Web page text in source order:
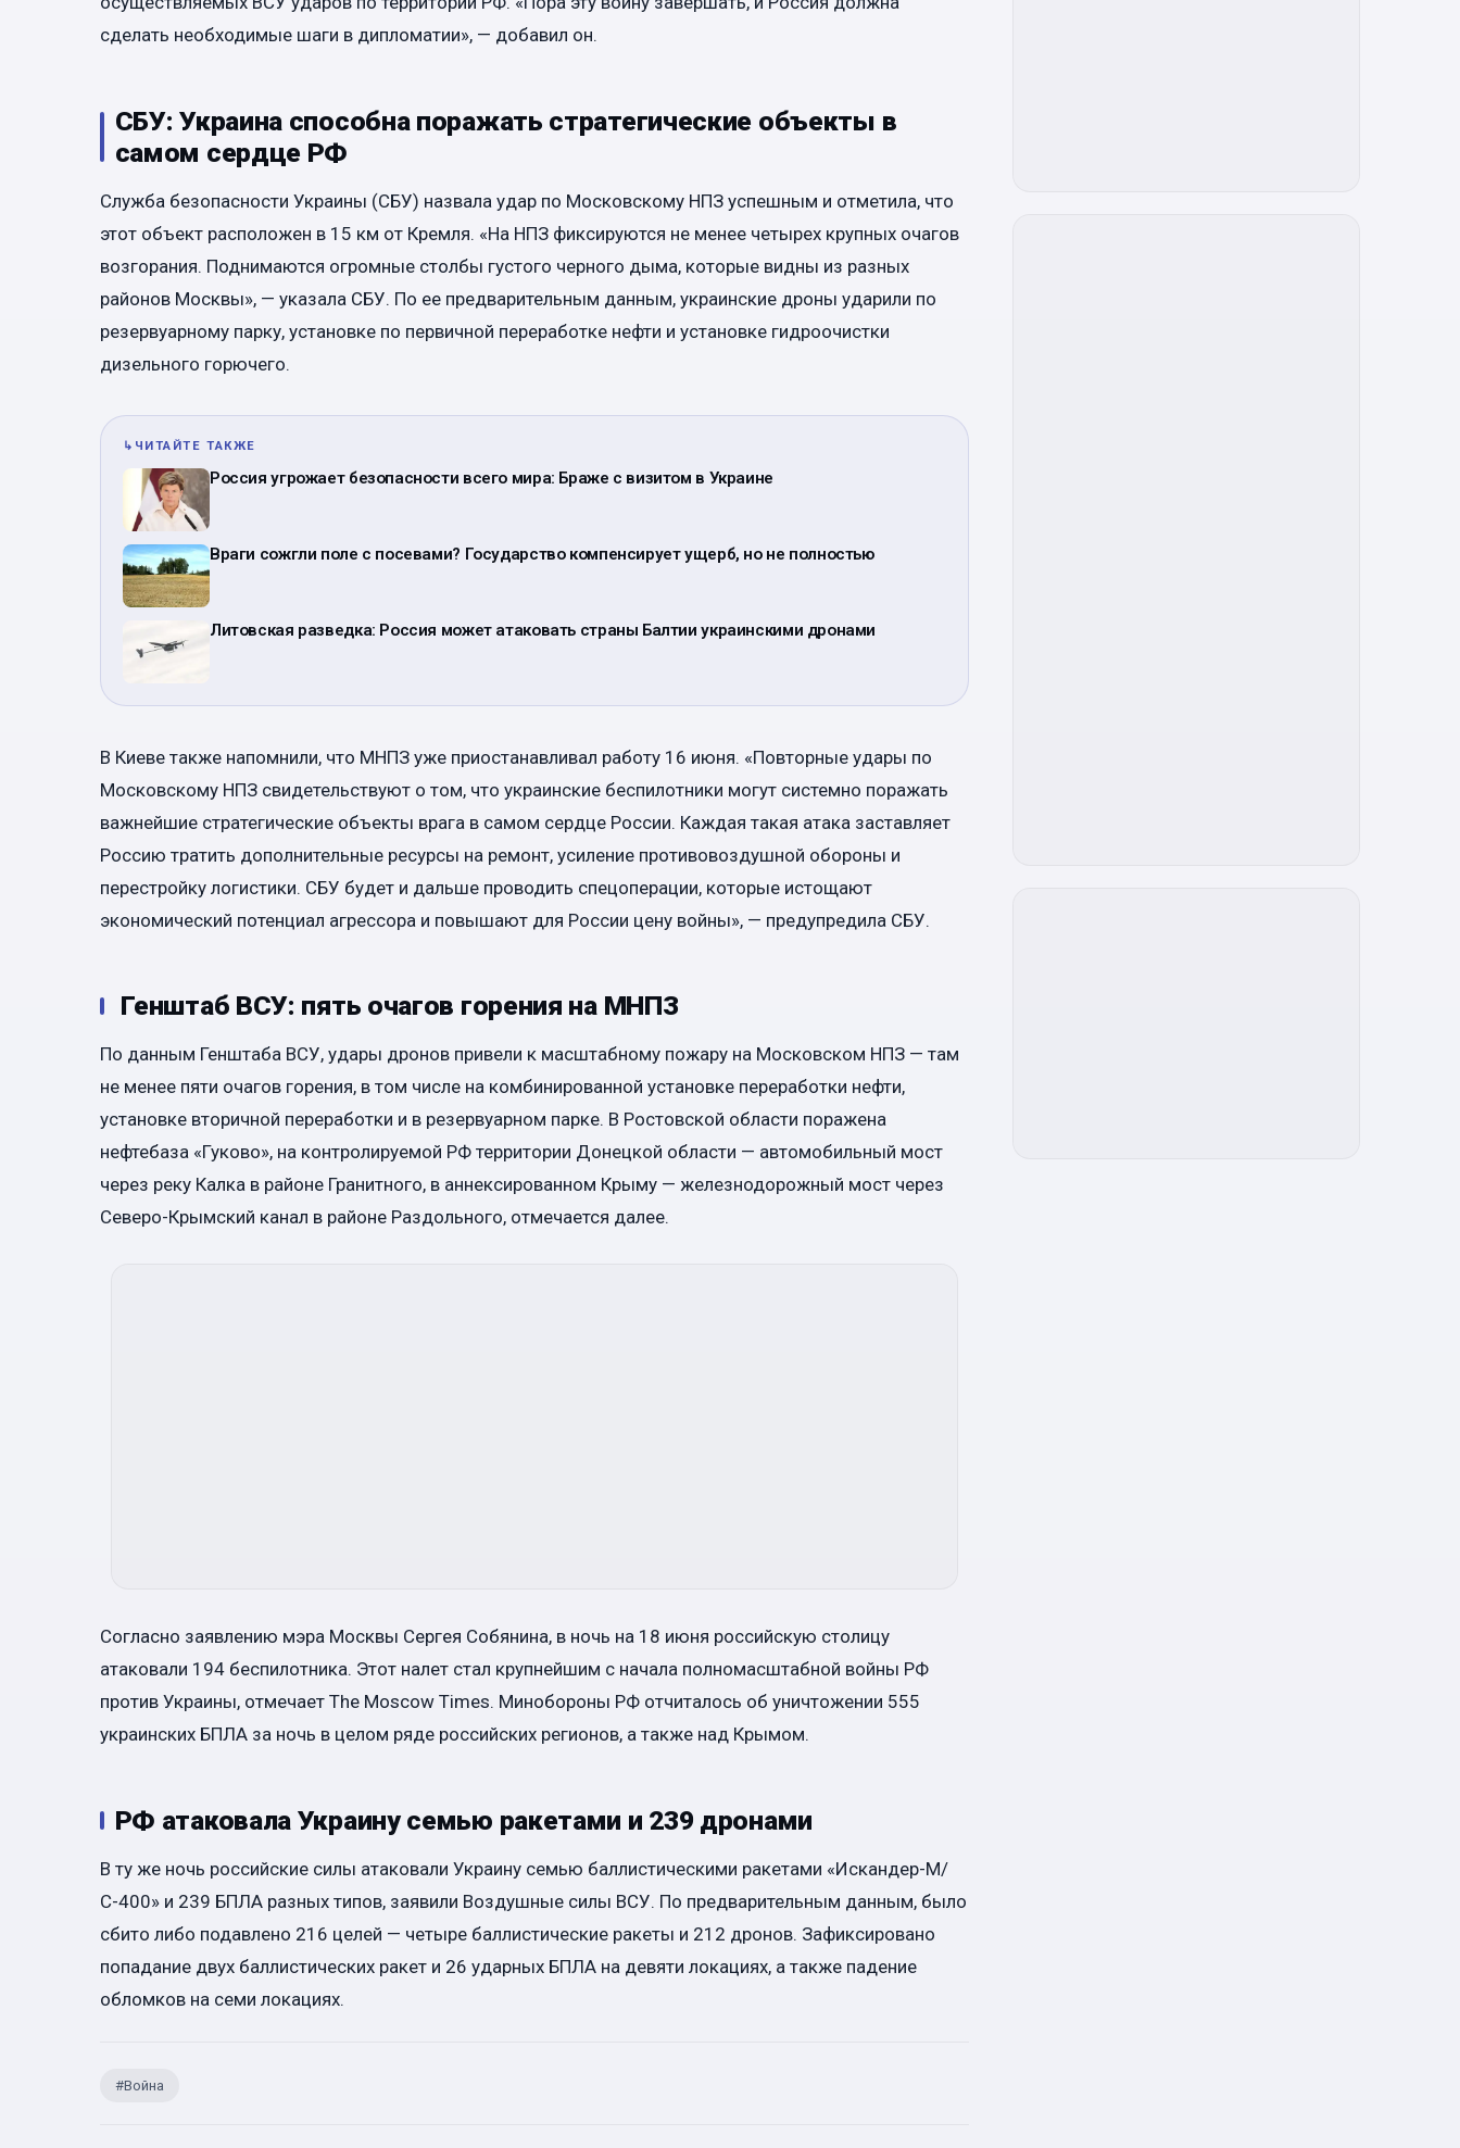
сделать необходимые шаги в дипломатии», — добавил он.
СБУ: Украина способна поражать стратегические объекты в
самом сердце РФ
Служба безопасности Украины (СБУ) назвала удар по Московскому НПЗ успешным и отметила, что
этот объект расположен в 15 км от Кремля. «На НПЗ фиксируются не менее четырех крупных очагов
возгорания. Поднимаются огромные столбы густого черного дыма, которые видны из разных
районов Москвы», — указала СБУ. По ее предварительным данным, украинские дроны ударили по
резервуарному парку, установке по первичной переработке нефти и установке гидроочистки
дизельного горючего.
↳ ЧИТАЙТЕ ТАКЖЕ
Россия угрожает безопасности всего мира: Браже с визитом в Украине
Враги сожгли поле с посевами? Государство компенсирует ущерб, но не полностью
Литовская разведка: Россия может атаковать страны Балтии украинскими дронами
В Киеве также напомнили, что МНПЗ уже приостанавливал работу 16 июня. «Повторные удары по
Московскому НПЗ свидетельствуют о том, что украинские беспилотники могут системно поражать
важнейшие стратегические объекты врага в самом сердце России. Каждая такая атака заставляет
Россию тратить дополнительные ресурсы на ремонт, усиление противовоздушной обороны и
перестройку логистики. СБУ будет и дальше проводить спецоперации, которые истощают
экономический потенциал агрессора и повышают для России цену войны», — предупредила СБУ.
Генштаб ВСУ: пять очагов горения на МНПЗ
По данным Генштаба ВСУ, удары дронов привели к масштабному пожару на Московском НПЗ — там
не менее пяти очагов горения, в том числе на комбинированной установке переработки нефти,
установке вторичной переработки и в резервуарном парке. В Ростовской области поражена
нефтебаза «Гуково», на контролируемой РФ территории Донецкой области — автомобильный мост
через реку Калка в районе Гранитного, в аннексированном Крыму — железнодорожный мост через
Северо-Крымский канал в районе Раздольного, отмечается далее.
Согласно заявлению мэра Москвы Сергея Собянина, в ночь на 18 июня российскую столицу
атаковали 194 беспилотника. Этот налет стал крупнейшим с начала полномасштабной войны РФ
против Украины, отмечает The Moscow Times. Минобороны РФ отчиталось об уничтожении 555
украинских БПЛА за ночь в целом ряде российских регионов, а также над Крымом.
РФ атаковала Украину семью ракетами и 239 дронами
В ту же ночь российские силы атаковали Украину семью баллистическими ракетами «Искандер-М/
С-400» и 239 БПЛА разных типов, заявили Воздушные силы ВСУ. По предварительным данным, было
сбито либо подавлено 216 целей — четыре баллистические ракеты и 212 дронов. Зафиксировано
попадание двух баллистических ракет и 26 ударных БПЛА на девяти локациях, а также падение
обломков на семи локациях.
#Война